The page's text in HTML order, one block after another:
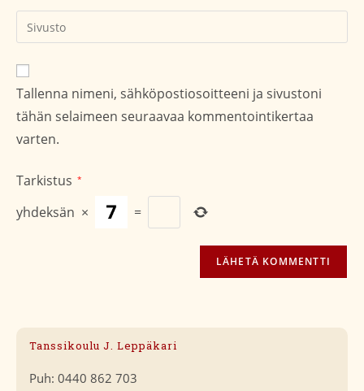
kommentoidaksesi
Kirjoita
sivustosi
verkko-
osoite/URL
(valinnainen)
Tallenna nimeni, sähköpostiosoitteeni ja sivustoni
tähän selaimeen seuraavaa kommentointikertaa
varten.
Tarkistus *
yhdeksän × =
Tanssikoulu J. Leppäkari
Puh: 0440 862 703